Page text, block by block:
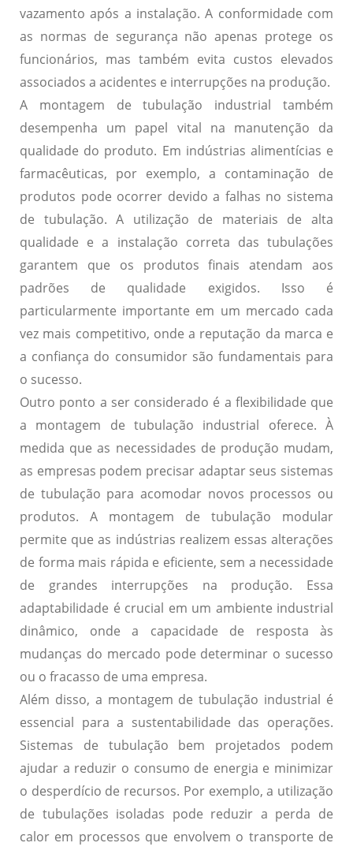
vazamento após a instalação. A conformidade com
as normas de segurança não apenas protege os
funcionários, mas também evita custos elevados
associados a acidentes e interrupções na produção.
A montagem de tubulação industrial também
desempenha um papel vital na manutenção da
qualidade do produto. Em indústrias alimentícias e
farmacêuticas, por exemplo, a contaminação de
produtos pode ocorrer devido a falhas no sistema
de tubulação. A utilização de materiais de alta
qualidade e a instalação correta das tubulações
garantem que os produtos finais atendam aos
padrões de qualidade exigidos. Isso é
particularmente importante em um mercado cada
vez mais competitivo, onde a reputação da marca e
a confiança do consumidor são fundamentais para
o sucesso.
Outro ponto a ser considerado é a flexibilidade que
a montagem de tubulação industrial oferece. À
medida que as necessidades de produção mudam,
as empresas podem precisar adaptar seus sistemas
de tubulação para acomodar novos processos ou
produtos. A montagem de tubulação modular
permite que as indústrias realizem essas alterações
de forma mais rápida e eficiente, sem a necessidade
de grandes interrupções na produção. Essa
adaptabilidade é crucial em um ambiente industrial
dinâmico, onde a capacidade de resposta às
mudanças do mercado pode determinar o sucesso
ou o fracasso de uma empresa.
Além disso, a montagem de tubulação industrial é
essencial para a sustentabilidade das operações.
Sistemas de tubulação bem projetados podem
ajudar a reduzir o consumo de energia e minimizar
o desperdício de recursos. Por exemplo, a utilização
de tubulações isoladas pode reduzir a perda de
calor em processos que envolvem o transporte de